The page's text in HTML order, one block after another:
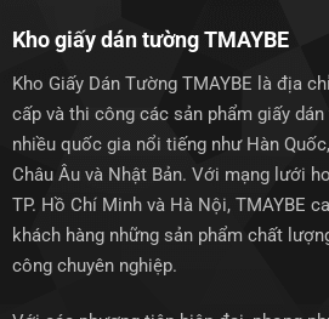
Kho giấy dán tường TMAYBE
Kho Giấy Dán Tường TMAYBE là địa
cấp và thi công các sản phẩm giấy
nhiều quốc gia nổi tiếng như Hàn
Châu Âu và Nhật Bản. Với mạng lưới
TP. Hồ Chí Minh và Hà Nội, TMAYBE
khách hàng những sản phẩm chất
công chuyên nghiệp.